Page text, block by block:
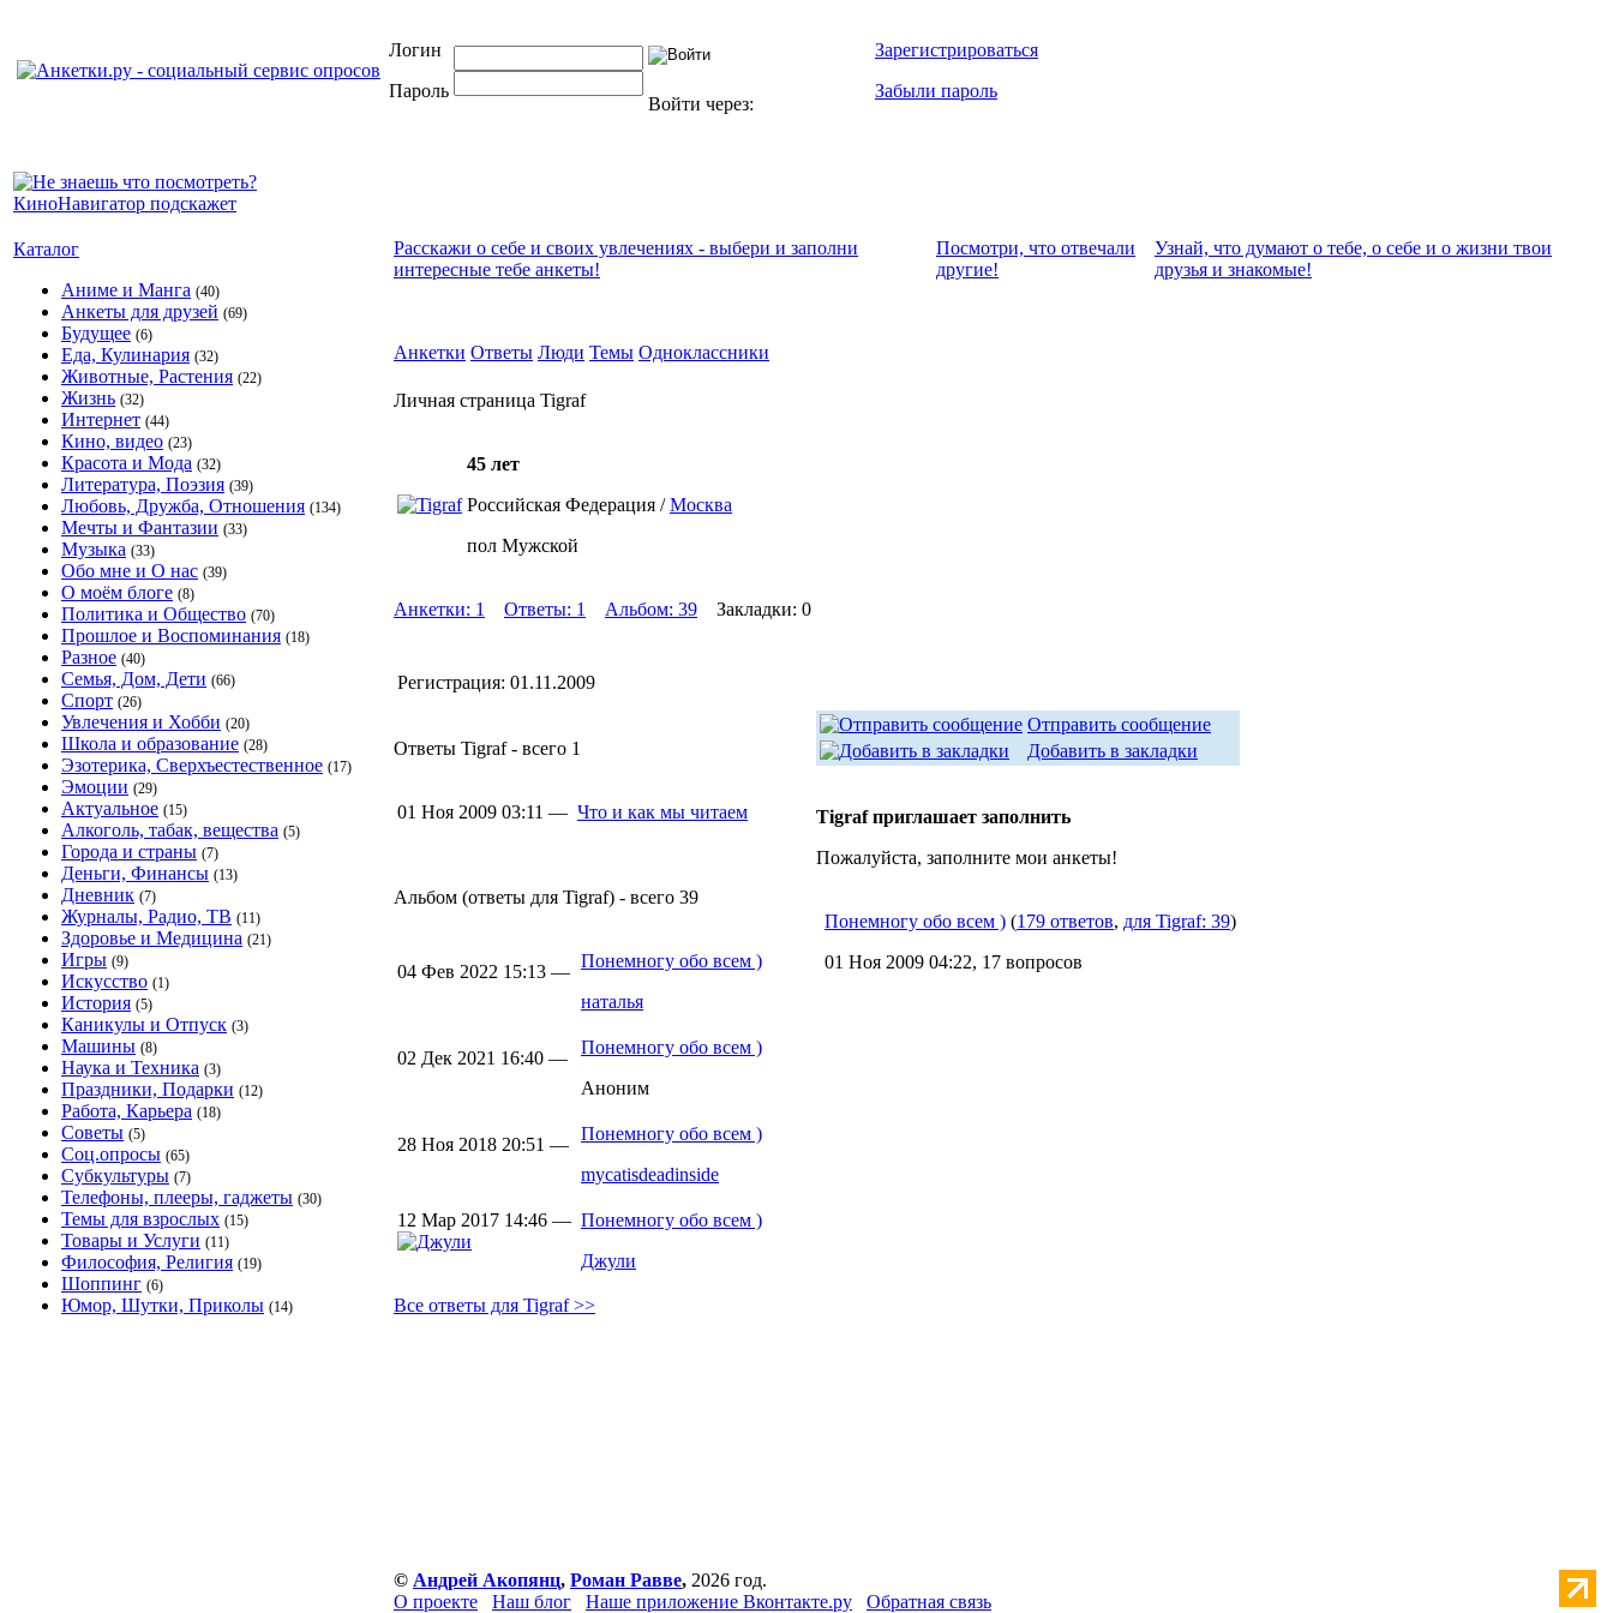
Логин
Пароль
Войти через:
Зарегистрироваться
Забыли пароль
Каталог
Аниме и Манга (40)
Анкеты для друзей (69)
Будущее (6)
Еда, Кулинария (32)
Животные, Растения (22)
Жизнь (32)
Интернет (44)
Кино, видео (23)
Красота и Мода (32)
Литература, Поэзия (39)
Любовь, Дружба, Отношения (134)
Мечты и Фантазии (33)
Музыка (33)
Обо мне и О нас (39)
О моём блоге (8)
Политика и Общество (70)
Прошлое и Воспоминания (18)
Разное (40)
Семья, Дом, Дети (66)
Спорт (26)
Увлечения и Хобби (20)
Школа и образование (28)
Эзотерика, Сверхъестественное (17)
Эмоции (29)
Актуальное (15)
Алкоголь, табак, вещества (5)
Города и страны (7)
Деньги, Финансы (13)
Дневник (7)
Журналы, Радио, ТВ (11)
Здоровье и Медицина (21)
Игры (9)
Искусство (1)
История (5)
Каникулы и Отпуск (3)
Машины (8)
Наука и Техника (3)
Праздники, Подарки (12)
Работа, Карьера (18)
Советы (5)
Соц.опросы (65)
Субкультуры (7)
Телефоны, плееры, гаджеты (30)
Темы для взрослых (15)
Товары и Услуги (11)
Философия, Религия (19)
Шоппинг (6)
Юмор, Шутки, Приколы (14)
Расскажи о себе и своих увлечениях - выбери и заполни
интересные тебе анкеты!
Посмотри, что отвeчали
другие!
Узнай, что думают о тебе, о себе и о жизни твои
друзья и знакомые!
Анкетки Ответы Люди Темы Одноклассники
Личная страница Tigraf
45 лет
Российская Федерация /Москва
пол Мужской
Анкетки: 1 Ответы: 1 Альбом: 39 Закладки: 0
Регистрация: 01.11.2009
Ответы Tigraf - всего 1
01 Ноя 2009 03:11 — Что и как мы читаем
Альбом (ответы для Tigraf) - всего 39
04 Фев 2022 15:13 —
Понемногу обо всем )
наталья
02 Дек 2021 16:40 —
Понемногу обо всем )
Аноним
28 Ноя 2018 20:51 —
Понемногу обо всем )
mycatisdeadinside
12 Мар 2017 14:46 — Понемногу обо всем )
Джули
Все ответы для Tigraf >>
Отправить сообщение
Добавить в закладки
Tigraf приглашает заполнить
Пожалуйста, заполните мои анкеты!
Понемногу обо всем ) (179 ответов, для Tigraf: 39)
01 Ноя 2009 04:22, 17 вопросов
© Андрей Акопянц, Роман Равве, 2026 год.
О проекте
Наш блог Наше приложение Вконтакте.ру Обратная связь